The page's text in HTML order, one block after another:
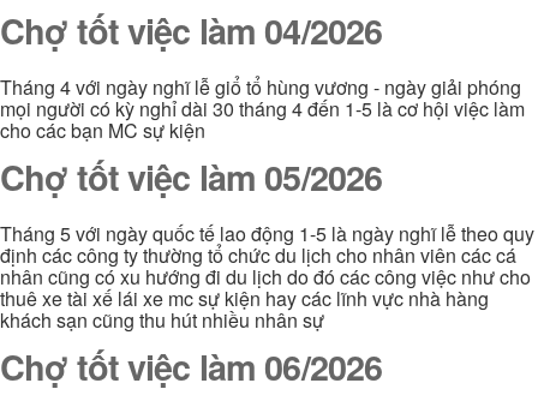
Chợ tốt việc làm 04/2026
Tháng 4 với ngày nghĩ lễ giổ tổ hùng vương - ngày giải phóng
mọi người có kỳ nghỉ dài 30 tháng 4 đến 1-5 là cơ hội việc làm
cho các bạn MC sự kiện
Chợ tốt việc làm 05/2026
Tháng 5 với ngày quốc tế lao động 1-5 là ngày nghĩ lễ theo quy
định các công ty thường tổ chức du lịch cho nhân viên các cá
nhân cũng có xu hướng đi du lịch do đó các công việc như cho
thuê xe tài xế lái xe mc sự kiện hay các lĩnh vực nhà hàng
khách sạn cũng thu hút nhiều nhân sự
Chợ tốt việc làm 06/2026